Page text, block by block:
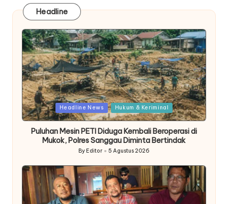
Headline
Posted
in
Headline News Hukum & Keriminal
Puluhan Mesin PETI Diduga Kembali Beroperasi di
Mukok, Polres Sanggau Diminta Bertindak
Posted
by
By Editor 5 Agustus 2026